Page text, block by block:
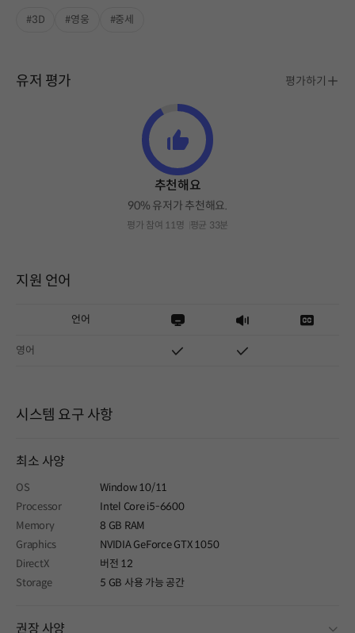
#3D #영웅 #중세
유저 평가 평가하기
추천해요
90% 유저가 추천해요.
평가 참여 11명 평균 33분
지원 언어
언어
영어
시스템 요구 사항
최소 사양
OS
Window 10/11
Processor
Intel Core i5-6600
Memory
8 GB RAM
Graphics
NVIDIA GeForce GTX 1050
DirectX
버전 12
Storage
5 GB 사용 가능 공간
권장 사양